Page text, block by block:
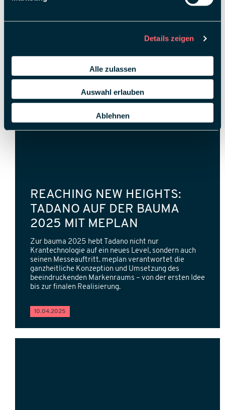
Details zeigen
Alle zulassen
Auswahl erlauben
Ablehnen
REACHING NEW HEIGHTS:
TADANO AUF DER BAUMA
2025 MIT MEPLAN
Zur bauma 2025 hebt Tadano nicht nur
Krantechnologie auf ein neues Level, sondern auch
seinen Messeauftritt. meplan verantwortet die
ganzheitliche Konzeption und Umsetzung des
beeindruckenden Markenraums – von der ersten Idee
bis zur finalen Realisierung.
10.04.2025